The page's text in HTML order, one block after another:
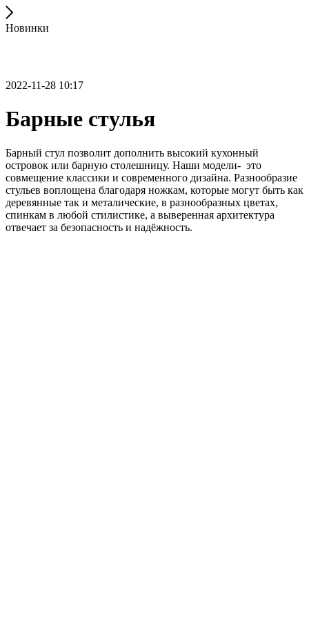
Новинки
2022-11-28 10:17
Барные стулья
Барный стул позволит дополнить высокий кухонный
островок или барную столешницу. Наши модели- это
совмещение классики и современного дизайна. Разнообразие
стульев воплощена благодаря ножкам, которые могут быть как
деревянные так и металические, в разнообразных цветах,
спинкам в любой стилистике, а выверенная архитектура
отвечает за безопасность и надёжность.